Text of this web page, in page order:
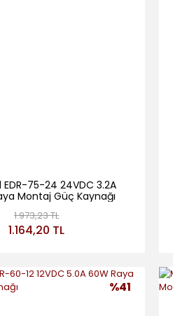
75-24 24VDC 3.2A
Montaj Güç Kaynağı
1.973,23 TL
1.164,20 TL
%41